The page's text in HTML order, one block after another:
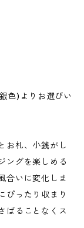
色)よりお選びい
お札、小銭がし
ングを楽しめる
合いに変化しま
ぴったり収まり
ばることなくス